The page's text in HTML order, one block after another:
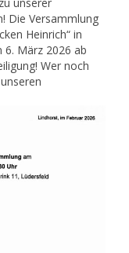
Die Versammlung
Heinrich“ in
6. März 2026 ab
Wer noch